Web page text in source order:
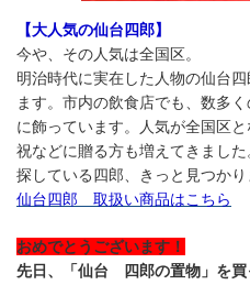
【大人気の仙台四郎】
今や、その人気は全国区。
明治時代に実在した人物の仙台
ます。市内の飲食店でも、数多
に飾っています。人気が全国区
祝などに贈る方も増えてきました
探している四郎、きっと見つかり
仙台四郎 取扱い商品はこちら
おめでとうございます！
先日、「仙台 四郎の置物」 を